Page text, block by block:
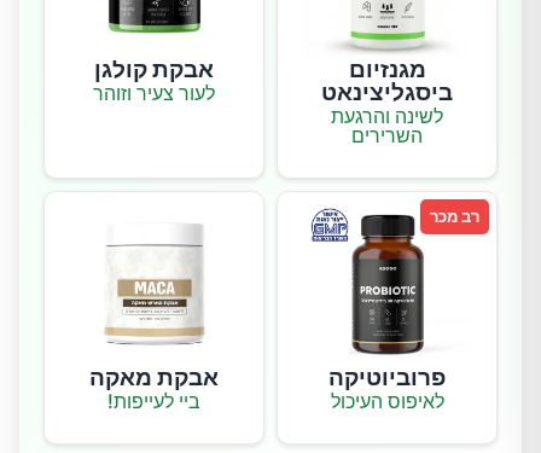
מגנזיום
ביסגליצינאט
לשינה והרגעת
השרירים
אבקת קולגן
לעור צעיר וזוהר
רב מכר
פרוביוטיקה
לאיפוס העיכול
אבקת מאקה
ביי לעייפות!